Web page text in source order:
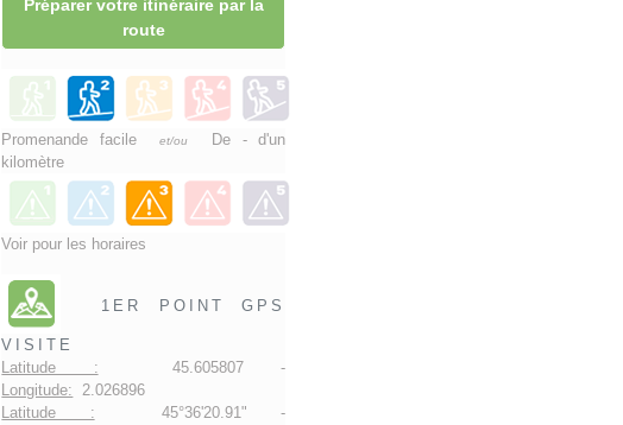
Préparer votre itinéraire par la
route
Promenande facileet/ou
De - d'un
kilomètre
Voir pour les horaires
1ER POINT GPS
VISITE
Latitude : 45.605807 -
Longitude: 2.026896
Latitude : 45°36'20.91" -